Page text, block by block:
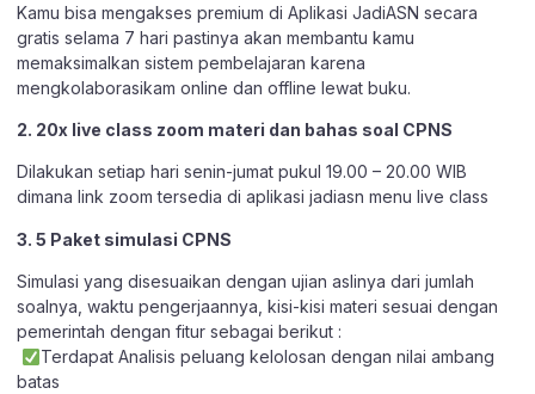
Kamu bisa mengakses premium di Aplikasi JadiASN secara
gratis selama 7 hari pastinya akan membantu kamu
memaksimalkan sistem pembelajaran karena
mengkolaborasikam online dan offline lewat buku.
2. 20x live class zoom materi dan bahas soal CPNS
Dilakukan setiap hari senin-jumat pukul 19.00 – 20.00 WIB
dimana link zoom tersedia di aplikasi jadiasn menu live class
3. 5 Paket simulasi CPNS
Simulasi yang disesuaikan dengan ujian aslinya dari jumlah
soalnya, waktu pengerjaannya, kisi-kisi materi sesuai dengan
pemerintah dengan fitur sebagai berikut :
Terdapat Analisis peluang kelolosan dengan nilai ambang
batas